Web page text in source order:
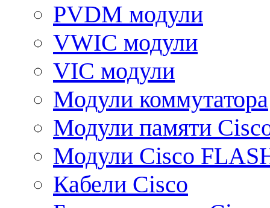
PVDM модули
VWIC модули
VIC модули
Модули коммутатора
Модули памяти
Модули Cisco
Кабели Cisco